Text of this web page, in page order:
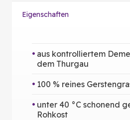
Eigenschaften
aus kontrolliertem
dem Thurgau
100 % reines
unter 40 °C schonend
Rohkost